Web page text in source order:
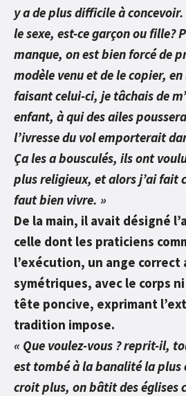
y a de plus difficile à
le sexe, est-ce garçon ou fille?
manque, on est bien forcé de
modèle venu et de le copier,
faisant celui-ci, je tâchais de
enfant, à qui des ailes
l’ivresse du vol emporterait
Ça les a bousculés, ils ont
plus religieux, et alors j’ai fait
faut bien vivre. »
De la main, il avait désigné
celle dont les praticiens
l’exécution, un ange correct
symétriques, avec le corps
tête poncive, exprimant
tradition impose.
« Que voulez-vous ? reprit-il,
est tombé à la banalité la plus
croit plus, on bâtit des églises